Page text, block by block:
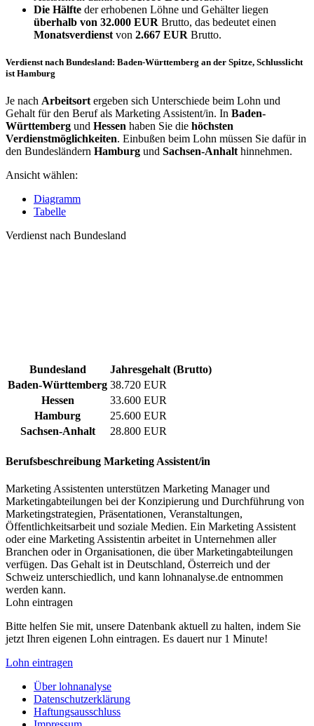
Die Hälfte der erhobenen Löhne und Gehälter liegen
überhalb von 32.000 EUR Brutto, das bedeutet einen
Monatsverdienst von 2.667 EUR Brutto.
Verdienst nach Bundesland: Baden-Württemberg an der Spitze, Schlusslicht
ist Hamburg
Je nach Arbeitsort ergeben sich Unterschiede beim Lohn und
Gehalt für den Beruf als Marketing Assistent/in. In Baden-
Württemberg und Hessen haben Sie die höchsten
Verdienstmöglichkeiten. Einbußen beim Lohn müssen Sie dafür in
den Bundesländern Hamburg und Sachsen-Anhalt hinnehmen.
Ansicht wählen:
Diagramm
Tabelle
Verdienst nach Bundesland
Bundesland
Jahresgehalt (Brutto)
Baden-Württemberg 38.720 EUR
Hessen
33.600 EUR
Hamburg
25.600 EUR
Sachsen-Anhalt
28.800 EUR
Berufsbeschreibung Marketing Assistent/in
Marketing Assistenten unterstützen Marketing Manager und
Marketingabteilungen bei der Konzipierung und Durchführung von
Marketingstrategien, Präsentationen, Veranstaltungen,
Öffentlichkeitsarbeit und soziale Medien. Ein Marketing Assistent
oder eine Marketing Assistentin arbeitet in Unternehmen aller
Branchen oder in Organisationen, die über Marketingabteilungen
verfügen. Das Gehalt ist in Deutschland, Österreich und der
Schweiz unterschiedlich, und kann lohnanalyse.de entnommen
werden kann.
Lohn eintragen
Bitte helfen Sie mit, unsere Datenbank aktuell zu halten, indem Sie
jetzt Ihren eigenen Lohn eintragen. Es dauert nur 1 Minute!
Lohn eintragen
Über lohnanalyse
Datenschutzerklärung
Haftungsausschluss